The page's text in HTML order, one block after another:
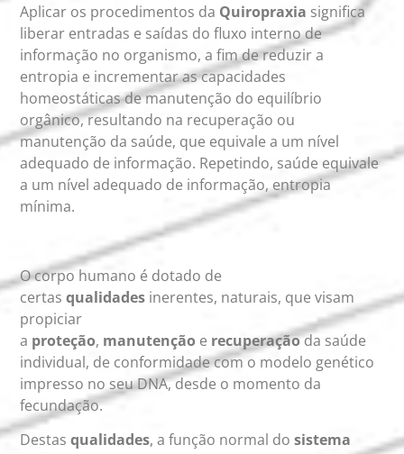
Aplicar os procedimentos da Quiropraxia significa
liberar entradas e saídas do fluxo interno de
informação no organismo, a fim de reduzir a
entropia e incrementar as capacidades
homeostáticas de manutenção do equilíbrio
orgânico, resultando na recuperação ou
manutenção da saúde, que equivale a um nível
adequado de informação. Repetindo, saúde equivale
a um nível adequado de informação, entropia
mínima.
O corpo humano é dotado de
certasqualidades inerentes, naturais, que visam
propiciar
a proteção, manutenção e recuperaçãoda saúde
individual, de conformidade com o modelo genético
impresso no seu DNA, desde o momento da
fecundação.
Destasqualidades, a função normal dosistema